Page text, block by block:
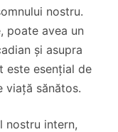
nostru.
poate avea un
și asupra
este esențial de
viață sănătos.
nostru intern,